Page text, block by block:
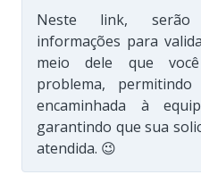
Neste link, serão
informações para
meio dele que
problema,
encaminhada à
garantindo que sua
atendida. 😉